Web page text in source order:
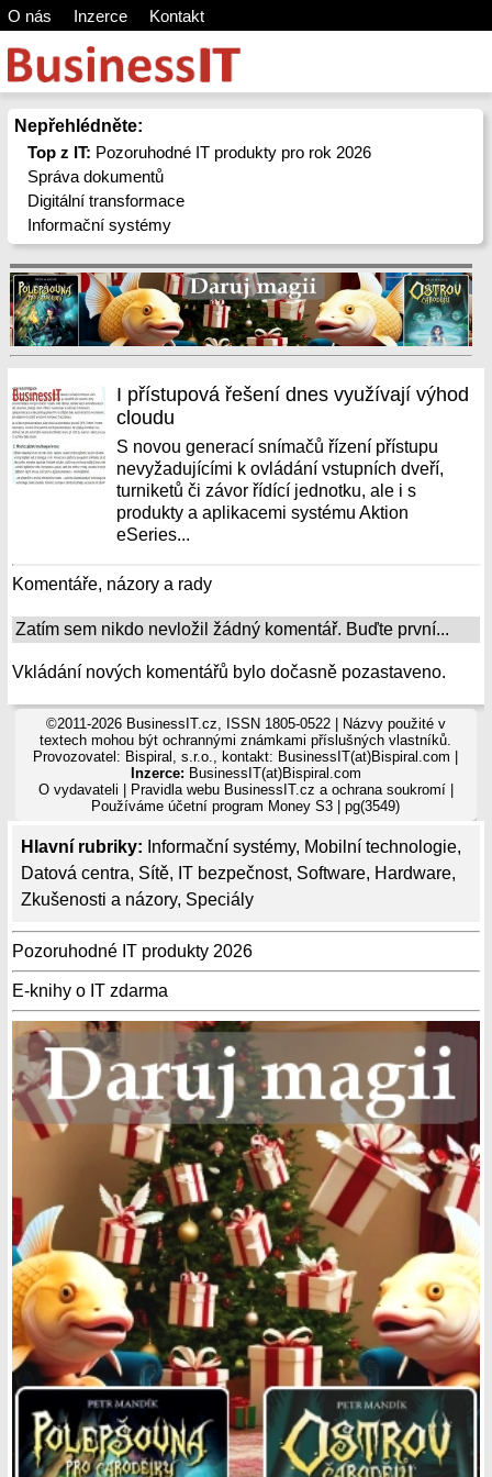
O nás Inzerce Kontakt
Nepřehlédněte:
Top z IT: Pozoruhodné IT produkty pro rok 2026
Správa dokumentů
Digitální transformace
Informační systémy
Hlavní rubriky: Informační systémy, Mobilní technologie,
Datová centra, Sítě, IT bezpečnost, Software, Hardware,
Zkušenosti a názory, Speciály
Pozoruhodné IT produkty 2026
E-knihy o IT zdarma
I přístupová řešení dnes využívají výhod
cloudu
S novou generací snímačů řízení přístupu
nevyžadujícími k ovládání vstupních dveří,
turniketů či závor řídící jednotku, ale i s
produkty a aplikacemi systému Aktion
eSeries...
Komentáře, názory a rady
Zatím sem nikdo nevložil žádný komentář. Buďte první...
Vkládání nových komentářů bylo dočasně pozastaveno.
©2011-2026 BusinessIT.cz, ISSN 1805-0522 | Názvy použité v
textech mohou být ochrannými známkami příslušných vlastníků.
Provozovatel: Bispiral, s.r.o., kontakt: BusinessIT(at)Bispiral.com |
Inzerce: BusinessIT(at)Bispiral.com
O vydavateli
Pravidla webu BusinessIT.cz a ochrana soukromí|
Používámeúčetní program Money S3 | pg(3549)